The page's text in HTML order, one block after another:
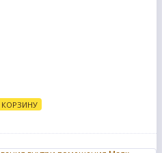
КОРЗИНУ